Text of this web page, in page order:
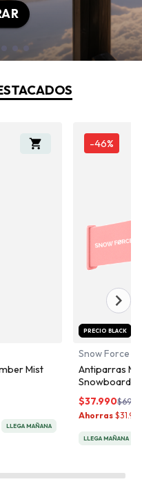
Mist
LLEGA MAÑANA
-46%
PRECIO BLACK
Snow Force
Antiparras
Snowboard
$37.990$
Ahorras $
Limpiar
Agregar
al
carrito
LLEGA MAÑANA